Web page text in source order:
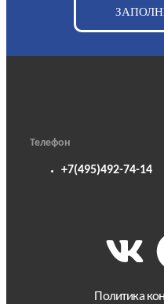
Телефон
+7(495)492-74-14
Политика